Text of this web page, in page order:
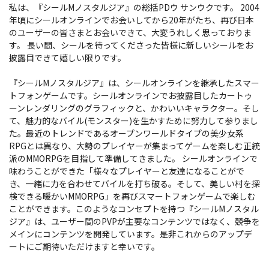
私は、『シールMノスタルジア』の総括PDウ サンウクです。 2004
年頃にシールオンラインでお会いしてから20年がたち、再び日本
のユーザーの皆さまとお会いできて、大変うれしく思っておりま
す。 長い間、シールを待ってくださった皆様に新しいシールをお
披露目できて嬉しい限りです。
『シールMノスタルジア』は、シールオンラインを継承したスマー
トフォンゲームです。シールオンラインでお披露目したカートゥ
ーンレンダリングのグラフィックと、かわいいキャラクター。そし
て、魅力的なバイル(モンスター)を生かすために努力して参りまし
た。最近のトレンドであるオープンワールドタイプの美少女系
RPGとは異なり、大勢のプレイヤーが集まってゲームを楽しむ正統
派のMMORPGを目指して準備してきました。 シールオンラインで
味わうことができた「様々なプレイヤーと友達になることがで
き、一緒に力を合わせてバイルを打ち破る。そして、美しい村を探
検できる暖かいMMORPG」を再びスマートフォンゲームで楽しむ
ことができます。このようなコンセプトを持つ『シールMノスタル
ジア』は、ユーザー間のPVPが主要なコンテンツではなく、競争を
メインにコンテンツを開発しています。是非これからのアップデ
ートにご期待いただけますと幸いです。